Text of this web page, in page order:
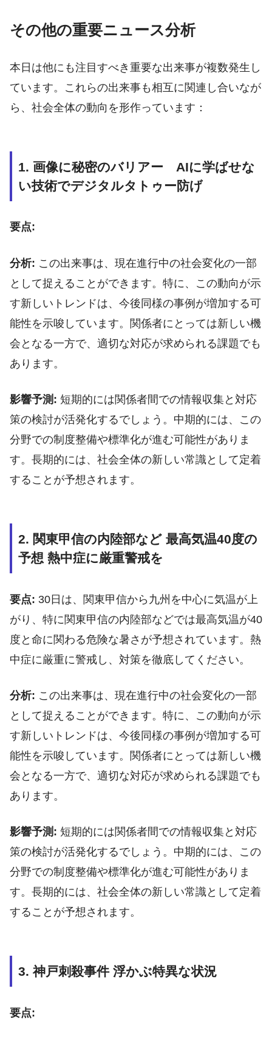
その他の重要ニュース分析
本日は他にも注目すべき重要な出来事が複数発生し
ています。これらの出来事も相互に関連し合いなが
ら、社会全体の動向を形作っています：
1. 画像に秘密のバリアー AIに学ばせな
い技術でデジタルタトゥー防げ
要点:
分析: この出来事は、現在進行中の社会変化の一部
として捉えることができます。特に、この動向が示
す新しいトレンドは、今後同様の事例が増加する可
能性を示唆しています。関係者にとっては新しい機
会となる一方で、適切な対応が求められる課題でも
あります。
影響予測: 短期的には関係者間での情報収集と対応
策の検討が活発化するでしょう。中期的には、この
分野での制度整備や標準化が進む可能性がありま
す。長期的には、社会全体の新しい常識として定着
することが予想されます。
2. 関東甲信の内陸部など 最高気温40度の
予想 熱中症に厳重警戒を
要点: 30日は、関東甲信から九州を中心に気温が上
がり、特に関東甲信の内陸部などでは最高気温が40
度と命に関わる危険な暑さが予想されています。熱
中症に厳重に警戒し、対策を徹底してください。
分析: この出来事は、現在進行中の社会変化の一部
として捉えることができます。特に、この動向が示
す新しいトレンドは、今後同様の事例が増加する可
能性を示唆しています。関係者にとっては新しい機
会となる一方で、適切な対応が求められる課題でも
あります。
影響予測: 短期的には関係者間での情報収集と対応
策の検討が活発化するでしょう。中期的には、この
分野での制度整備や標準化が進む可能性がありま
す。長期的には、社会全体の新しい常識として定着
することが予想されます。
3. 神戸刺殺事件 浮かぶ特異な状況
要点: